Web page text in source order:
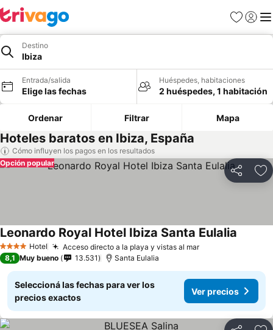
Favoritos
Iniciar
Destino
Ibiza
Entrada/salida
Elige las fechas
Huéspedes, habitaciones
2 huéspedes, 1 habitación
Ordenar Filtrar Mapa
Hoteles baratos en Ibiza, España
Cómo influyen los pagos en los resultados
Compartir
Opción popular
4 EstrellasHotel Acceso directo a la playa y vistas al mar
Leonardo Royal Hotel Ibiza Santa Eulalia
8,1 Muy bueno 13.531 Santa Eulalia
Seleccioná las fechas para ver los
precios exactos
Ver precios